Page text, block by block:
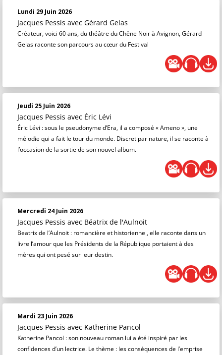
Lundi 29 Juin 2026
Jacques Pessis avec Gérard Gelas
Créateur, voici 60 ans, du théâtre du Chêne Noir à Avignon, Gérard
Gelas raconte son parcours au cœur du Festival
Jeudi 25 Juin 2026
Jacques Pessis avec Éric Lévi
Éric Lévi : sous le pseudonyme d’Era, il a composé « Ameno », une
mélodie qui a fait le tour du monde. Discret par nature, il se raconte à
l’occasion de la sortie de son nouvel album.
Mercredi 24 Juin 2026
Jacques Pessis avec Béatrix de l'Aulnoit
Beatrix de l’Aulnoit : romancière et historienne , elle raconte dans un
livre l’amour que les Présidents de la République portaient à des
mères qui ont pesé sur leur destin.
Mardi 23 Juin 2026
Jacques Pessis avec Katherine Pancol
Katherine Pancol : son nouveau roman lui a été inspiré par les
confidences d’un lectrice. Le thème : les conséquences de l’emprise